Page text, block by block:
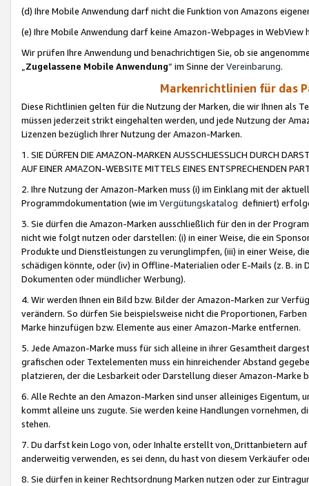
(d) Ihre Mobile Anwendung darf nicht die Funktion von Amazons
(e) Ihre Mobile Anwendung darf keine Amazon-Webpages in WebView
Wir prüfen Ihre Anwendung und benachrichtigen Sie, ob sie
„Zugelassene Mobile Anwendung“ im Sinne derVereinbarung.
Markenrichtlinien für das
Diese Richtlinien gelten für die Nutzung der Marken, die wir Ihnen als
müssen jederzeit strikt eingehalten werden, und jede Nutzung der
Lizenzen bezüglich Ihrer Nutzung der Amazon-Marken.
1. SIE DÜRFEN DIE AMAZON-MARKEN AUSSCHLIESSLICH DURCH
AUF EINER AMAZON-WEBSITE MITTELS EINES ENTSPRECHENDEN
2. Ihre Nutzung der Amazon-Marken muss (i) im Einklang mit der
Programmdokumentation (wie im Vergütungskatalog definiert)
3. Sie dürfen die Amazon-Marken ausschließlich für den in der
nicht wie folgt nutzen oder darstellen: (i) in einer Weise, die ein
Produkte und Dienstleistungen zu verunglimpfen, (iii) in einer Weise,
schädigen könnte, oder (iv) in Offline-Materialien oder E-Mails (z. B. in
Dokumenten oder mündlicher Werbung).
4. Wir werden Ihnen ein Bild bzw. Bilder der Amazon-Marken zur
verändern. So dürfen Sie beispielsweise nicht die Proportionen,
Marke hinzufügen bzw. Elemente aus einer Amazon-Marke entfernen.
5. Jede Amazon-Marke muss für sich alleine in ihrer Gesamtheit
grafischen oder Textelementen muss ein hinreichender Abstand
platzieren, der die Lesbarkeit oder Darstellung dieser Amazon-Marke
6. Alle Rechte an den Amazon-Marken sind unser alleiniges
kommt alleine uns zugute. Sie werden keine Handlungen vornehmen,
stehen.
7. Du darfst kein Logo von, oder Inhalte erstellt von,Drittanbietern auf
anderweitig verwenden, es sei denn, du hast von diesem Verkäufer
8. Sie dürfen in keiner Rechtsordnung Marken nutzen oder zur